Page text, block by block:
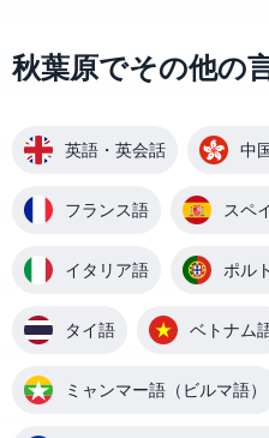
秋葉原でその他の
英語・英会話 中
フランス語 スペ
イタリア語 ポル
タイ語 ベトナム
ミャンマー語（ビルマ語）